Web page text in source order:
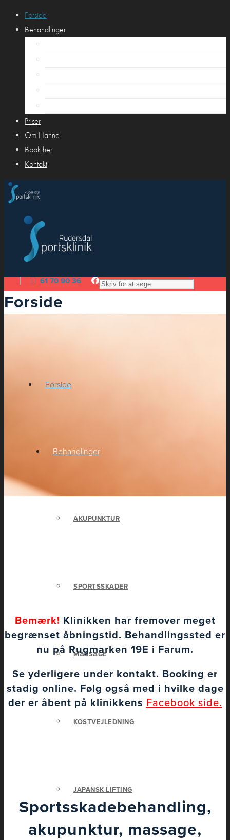
Forside
Behandlinger
Priser
Om Hanne
Book her
Kontakt
61 70 90 36
Forside
Behandlinger
AKUPUNKTUR
SPORTSSKADER
MASSAGE
KOSTVEJLEDNING
JAPANSK LIFTING
Forside
Bemærk! Klinikken har fremover meget
begrænset åbningstid. Behandlingssted er
nu på Rugmarken 19E i Farum.
Se yderligere under kontakt. Booking er
stadig online. Følg også med i hvilke dage
der er åbent på klinikkens Facebook side.
Sportsskadebehandling,
akupunktur, massage,